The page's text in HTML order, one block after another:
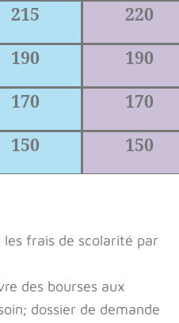
215
220
190
190
170
170
150 150
frais de scolarité par
des bourses aux
dossier de demande